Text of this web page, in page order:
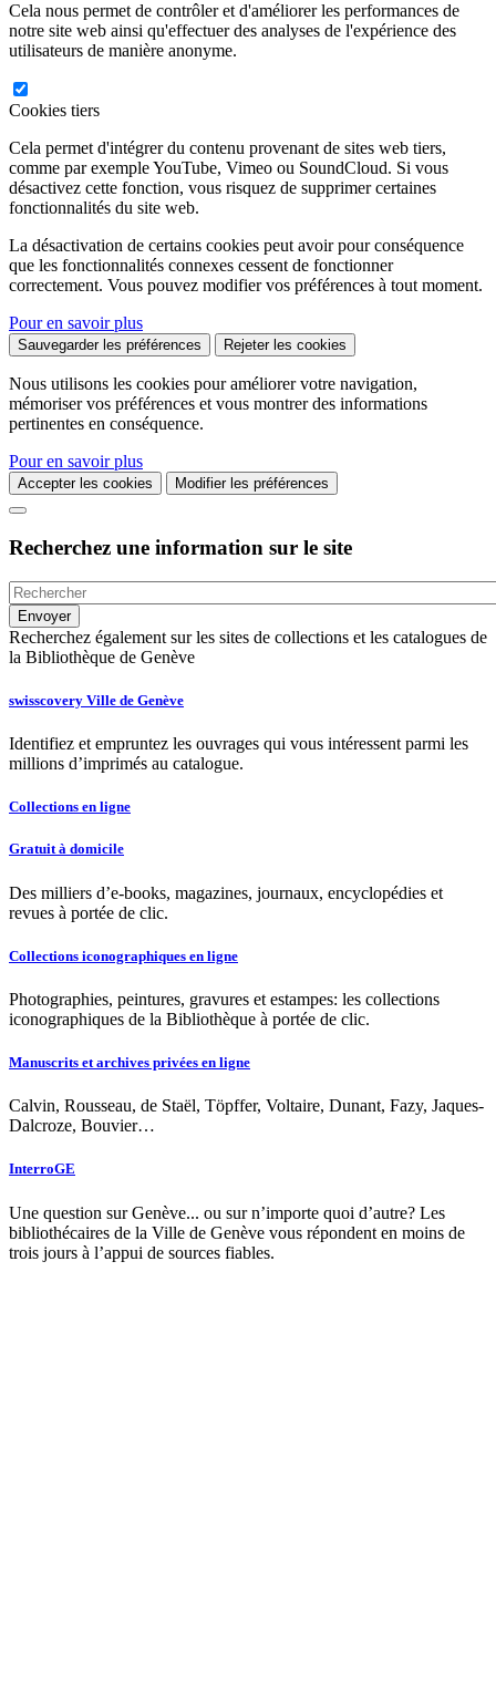
Cela nous permet de contrôler et d'améliorer les performances de
notre site web ainsi qu'effectuer des analyses de l'expérience des
utilisateurs de manière anonyme.
Cookies tiers
Cela permet d'intégrer du contenu provenant de sites web tiers,
comme par exemple YouTube, Vimeo ou SoundCloud. Si vous
désactivez cette fonction, vous risquez de supprimer certaines
fonctionnalités du site web.
La désactivation de certains cookies peut avoir pour conséquence
que les fonctionnalités connexes cessent de fonctionner
correctement. Vous pouvez modifier vos préférences à tout moment.
Pour en savoir plus
Sauvegarder les préférences Rejeter les cookies
Nous utilisons les cookies pour améliorer votre navigation,
mémoriser vos préférences et vous montrer des informations
pertinentes en conséquence.
Pour en savoir plus
Accepter les cookies Modifier les préférences
Recherchez une information sur le site
Recherchez également sur les sites de collections et les catalogues de
la Bibliothèque de Genève
swisscovery Ville de Genève
Identifiez et empruntez les ouvrages qui vous intéressent parmi les
millions d’imprimés au catalogue.
Collections en ligne
Gratuit à domicile
Des milliers d’e-books, magazines, journaux, encyclopédies et
revues à portée de clic.
Collections iconographiques en ligne
Photographies, peintures, gravures et estampes: les collections
iconographiques de la Bibliothèque à portée de clic.
Manuscrits et archives privées en ligne
Calvin, Rousseau, de Staël, Töpffer, Voltaire, Dunant, Fazy, Jaques-
Dalcroze, Bouvier…
InterroGE
Une question sur Genève... ou sur n’importe quoi d’autre? Les
bibliothécaires de la Ville de Genève vous répondent en moins de
trois jours à l’appui de sources fiables.